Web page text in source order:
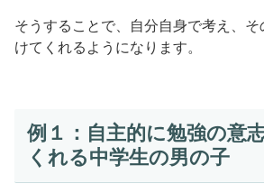
そうすることで、自分自身で考え、
けてくれるようになります。
例１：自主的に勉強の意
くれる中学生の男の子